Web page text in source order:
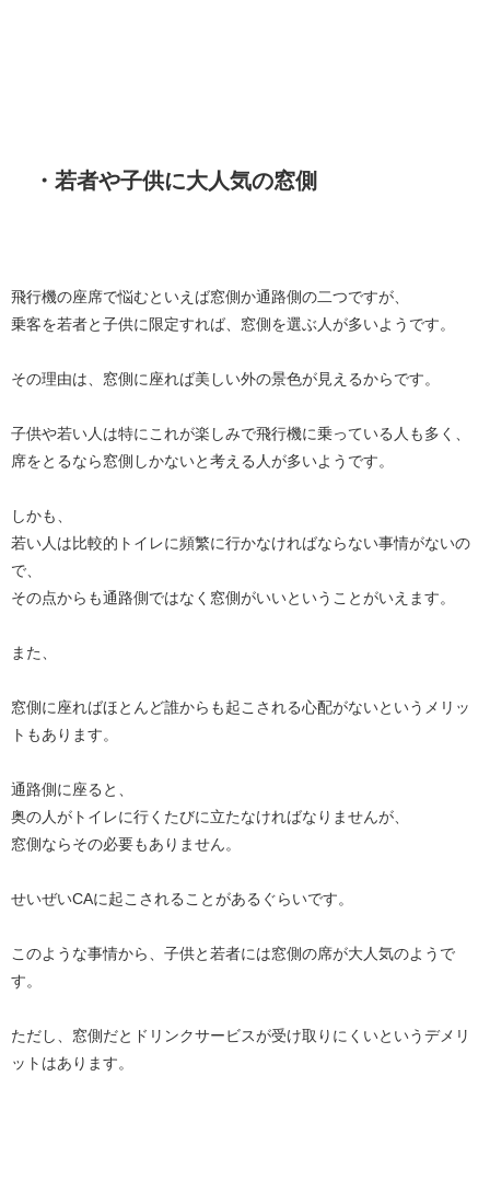
・若者や子供に大人気の窓側
飛行機の座席で悩むといえば窓側か通路側の二つですが、
乗客を若者と子供に限定すれば、窓側を選ぶ人が多いようです。
その理由は、窓側に座れば美しい外の景色が見えるからです。
子供や若い人は特にこれが楽しみで飛行機に乗っている人も多く、
席をとるなら窓側しかないと考える人が多いようです。
しかも、
若い人は比較的トイレに頻繁に行かなければならない事情がないの
で、
その点からも通路側ではなく窓側がいいということがいえます。
また、
窓側に座ればほとんど誰からも起こされる心配がないというメリッ
トもあります。
通路側に座ると、
奥の人がトイレに行くたびに立たなければなりませんが、
窓側ならその必要もありません。
せいぜいCAに起こされることがあるぐらいです。
このような事情から、子供と若者には窓側の席が大人気のようで
す。
ただし、窓側だとドリンクサービスが受け取りにくいというデメリ
ットはあります。